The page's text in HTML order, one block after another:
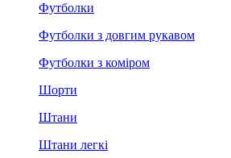
Футболки
Футболки з довгим рукавом
Футболки з коміром
Шорти
Штани
Штани легкі